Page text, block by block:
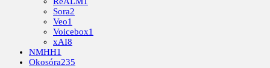
Sora2
Veo1
Voicebox1
xAI8
NMHH1
Okosóra235